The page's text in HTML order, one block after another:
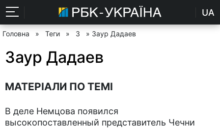
UA
Головна » Теги » З » Заур Дадаев
Заур Дадаев
МАТЕРІАЛИ ПО ТЕМІ
В деле Немцова появился
высокопоставленный представитель Чечни